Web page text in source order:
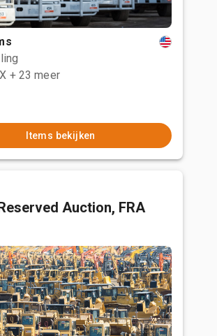
+ 23 meer
Items bekijken
Auction, FRA